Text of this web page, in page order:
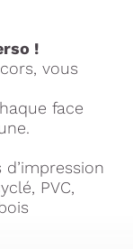
!
vous
face
PVC,